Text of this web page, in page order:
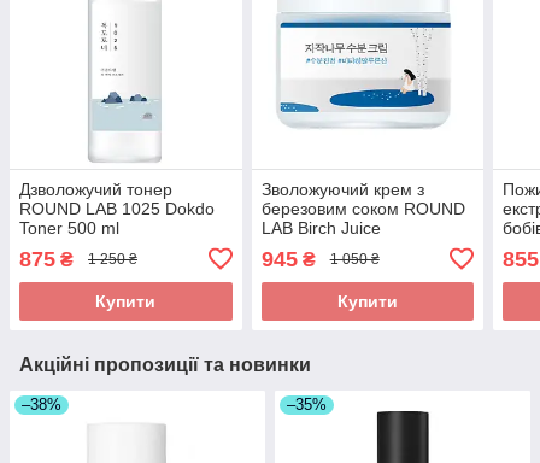
Дзволожучий тонер
ROUND LAB 1025 Dokdo
Toner 500 ml
875 ₴ 1 250 ₴
Купити
Зволожуючий крем з
березовим соком ROUND
LAB Birch Juice
Moisturizing Cream 80 ml
945₴ 1 050 ₴
Купити
300
855
Акційні пропозиції та новинки
–38% –35%